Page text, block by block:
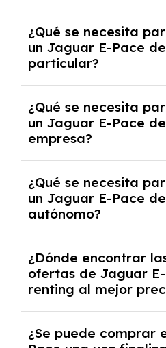
económica.
pero puede haber
cancelación anticipada.
las condiciones del
experto que te asesore.
¿Qué se necesita
un Jaguar E-Pace
particular?
y, en algunos casos, una
crediticia y un pago
¿Qué se necesita
un Jaguar E-Pace
empresa?
documentación
casos, un informe de
y un pago inicial.
¿Qué se necesita
un Jaguar E-Pace
autónomo?
autónomos, justificante
algunos casos, un
inicial.
¿Dónde encontrar
ofertas de Jaguar
renting al mejor
mejores ofertas de
¿Se puede comprar